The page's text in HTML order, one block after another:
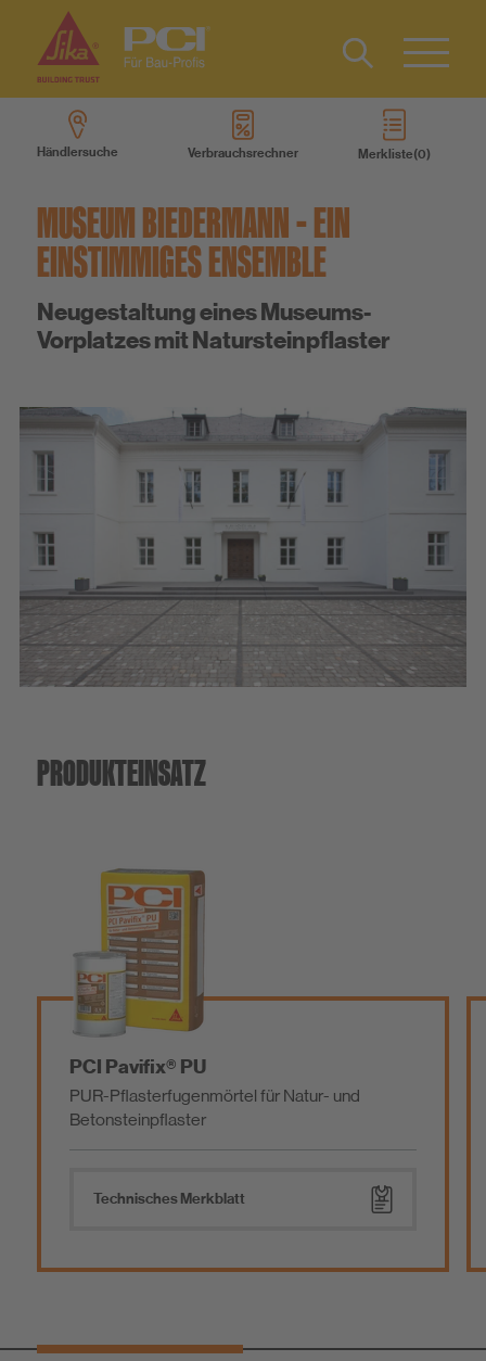
Produktsysteme
Services
Über uns
Nachhaltigkeit
DIY
Type 2 or
more
Händlersuche Verbrauchsrechner Merkliste
Kontakt
EN
MUSEUM BIEDERMANN - EIN
EINSTIMMIGES ENSEMBLE
Neugestaltung eines Museums-
Vorplatzes mit Natursteinpflaster
PRODUKTEINSATZ
PCI Pavifix® PU
PUR-Pflasterfugenmörtel für Natur- und
Betonsteinpflaster
Technisches Merkblatt